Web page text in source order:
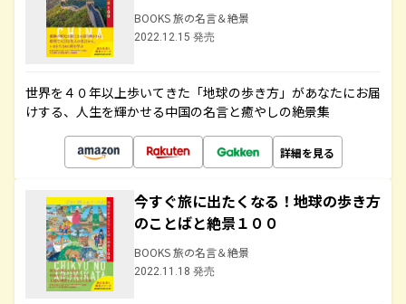
BOOKS 旅の名言＆絶景
2022.12.15 発売
世界を４０年以上歩いてきた「地球の歩き方」があなたにお届
けする、人生を輝かせる中国の名言と癒やしの絶景集
詳細を見る
今すぐ旅に出たくなる！地球の歩き方
のことばと絶景１００
BOOKS 旅の名言＆絶景
2022.11.18 発売